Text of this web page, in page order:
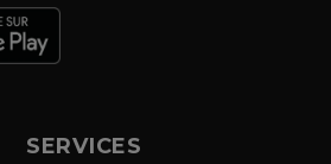
SERVICES